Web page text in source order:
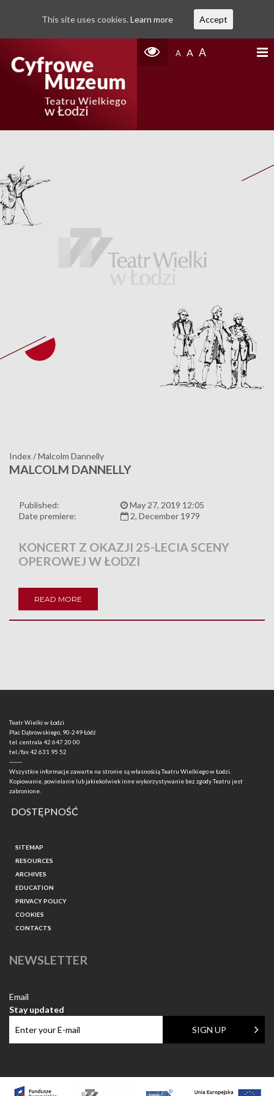
A A A
Index/Malcolm Dannelly
MALCOLM DANNELLY
Published:
May 27, 2019 12:05
Date premiere:
2, December 1979
KONCERT Z OKAZJI 25-LECIA SCENY
OPEROWEJ W ŁODZI
READ MORE
Teatr Wielki w Łodzi
Plac Dąbrowskiego, 90-249 Łódź
tel. centrala 42 647 20 00
tel./fax42 631 95 52
-------
Wszystkie informacje zawarte na stronie są własnością Teatru Wielkiego w Łodzi.
Kopiowanie, powielanie lub jakiekolwiek inne wykorzystywanie bez zgody Teatru jest
zabronione.
DOSTĘPNOŚĆ
SITEMAP
RESOURCES
ARCHIVES
EDUCATION
PRIVACY POLICY
COOKIES
CONTACTS
NEWSLETTER
Email
Stay updated
This site uses cookies. Learn more Accept